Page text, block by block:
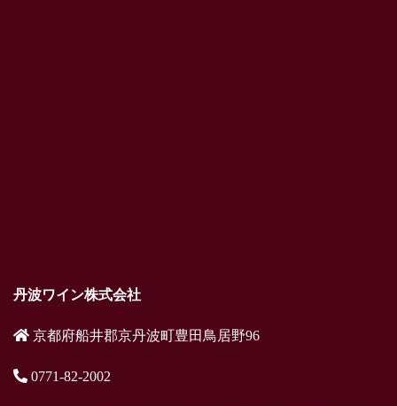
丹波ワイン株式会社
京都府船井郡京丹波町豊田鳥居野96
0771-82-2002